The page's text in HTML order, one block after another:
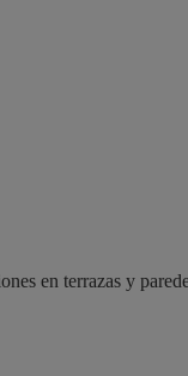
en terrazas y